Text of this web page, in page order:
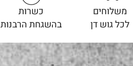
משלוחים
לכל גוש דן
כשרות
בהשגחת הרבנות